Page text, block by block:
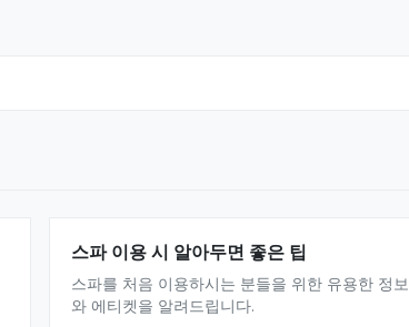
스파 이용 시 알아두면 좋은 팁
스파를 처음 이용하시는 분들을 위한 유용한 정보
와 에티켓을 알려드립니다.